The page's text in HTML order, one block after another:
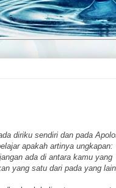
diriku sendiri dan pada
apakah artinya ungkapan:
ada di antara kamu yang
yang satu dari pada yang